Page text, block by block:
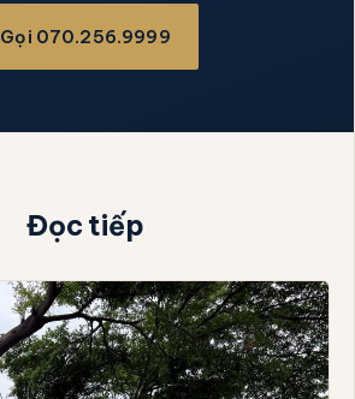
Gọi 070.256.9999
Đọc tiếp